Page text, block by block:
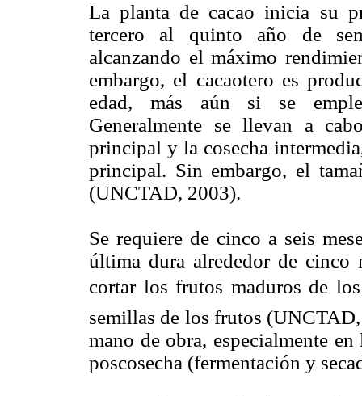
La planta de cacao inicia su
tercero al quinto año de
alcanzando el máximo
embargo, el cacaotero es
edad, más aún si se
Generalmente se llevan a
principal y la cosecha
principal. Sin embargo, el
(UNCTAD, 2003).
Se requiere de cinco a seis
última dura alrededor de cinco
cortar los frutos maduros de los
semillas de los frutos
mano de obra, especialmente
poscosecha (fermentación y